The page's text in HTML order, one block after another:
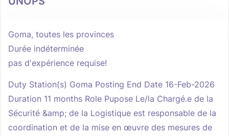
Goma, toutes les provinces
Durée indéterminée
pas d'expérience requise!
Duty Station(s) Goma Posting End Date 16-Feb-2026
Duration 11 months Role Pupose Le/la Chargé.e de la
Sécurité &amp; de la Logistique est responsable de la
coordination et de la mise en œuvre des mesures de